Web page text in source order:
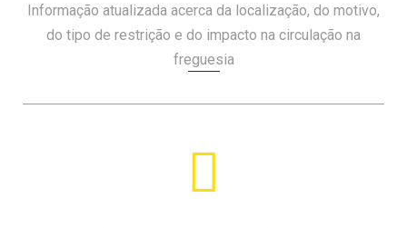
Informação atualizada acerca da localização, do motivo,
do tipo de restrição e do impacto na circulação na
freguesia